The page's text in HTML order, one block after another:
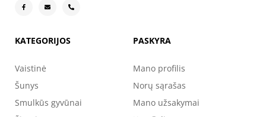
KATEGORIJOS
Vaistinė
Šunys
Smulkūs gyvūnai
PASKYRA
Mano profilis
Norų sąrašas
Mano užsakymai